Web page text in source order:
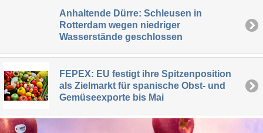
Anhaltende Dürre: Schleusen in
Rotterdam wegen niedriger
Wasserstände geschlossen
FEPEX: EU festigt ihre Spitzenposition
als Zielmarkt für spanische Obst- und
Gemüseexporte bis Mai